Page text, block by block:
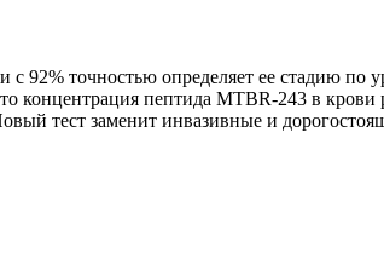
с 92% точностью определяет ее стадию
концентрация пептида MTBR-243 в
тест заменит инвазивные и